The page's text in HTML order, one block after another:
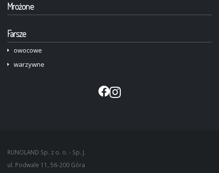
Mrożone
Farsze
owocowe
warzywne
RUNOLAND Sp. z o. o. - Sp. J.
ul. Podwale 11, 56-200 Góra